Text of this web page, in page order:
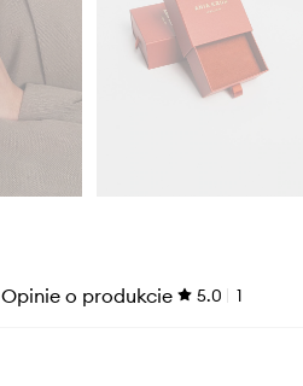
Opinie o produkcie 5.0 1